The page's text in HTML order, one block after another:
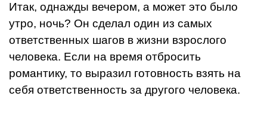
Итак, однажды вечером, а может это было
утро, ночь? Он сделал один из самых
ответственных шагов в жизни взрос­лого
человека. Если на время отбросить
романтику, то выразил готовность взять на
себя ответственность за другого человека.